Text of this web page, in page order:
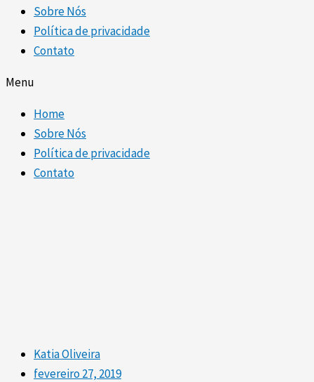
Sobre Nós
Política de privacidade
Contato
Menu
Home
Sobre Nós
Política de privacidade
Contato
Katia Oliveira
fevereiro 27, 2019